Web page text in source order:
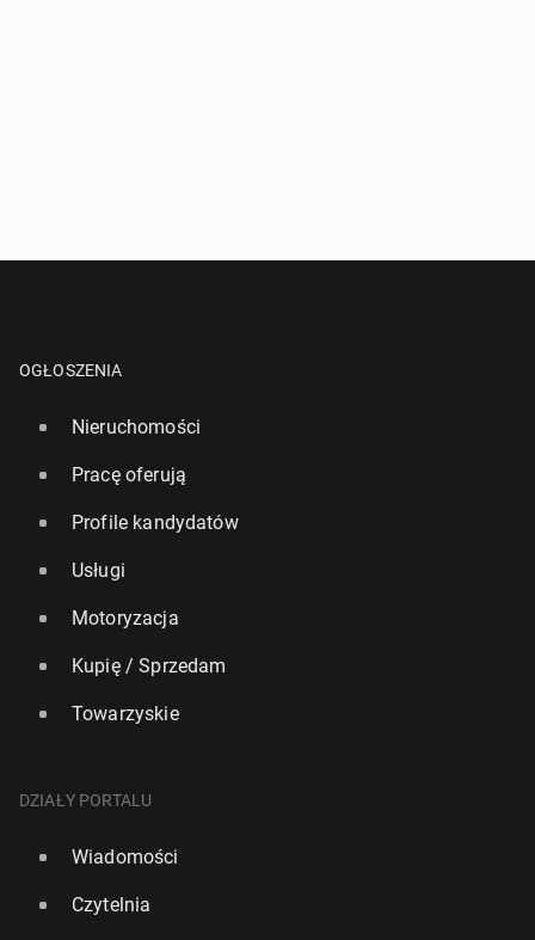
OGŁOSZENIA
Nieruchomości
Pracę oferują
Profile kandydatów
Usługi
Motoryzacja
Kupię / Sprzedam
Towarzyskie
DZIAŁY PORTALU
Wiadomości
Czytelnia